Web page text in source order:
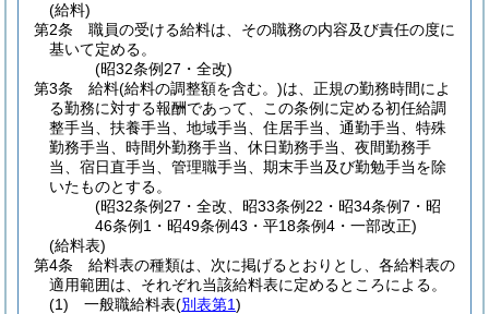
(給料)
第2条
職員の受ける給料は、その職務の内容及び責任の度に
基いて定める。
(昭32条例27・全改)
第3条
給料(給料の調整額を含む。)は、正規の勤務時間によ
る勤務に対する報酬であって、この条例に定める初任給調
整手当、扶養手当、地域手当、住居手当、通勤手当、特殊
勤務手当、時間外勤務手当、休日勤務手当、夜間勤務手
当、宿日直手当、管理職手当、期末手当及び勤勉手当を除
いたものとする。
(昭32条例27・全改、昭33条例22・昭34条例7・昭
46条例1・昭49条例43・平18条例4・一部改正)
(給料表)
第4条
給料表の種類は、次に掲げるとおりとし、各給料表の
適用範囲は、それぞれ当該給料表に定めるところによる。
(1)
一般職給料表(別表第1)